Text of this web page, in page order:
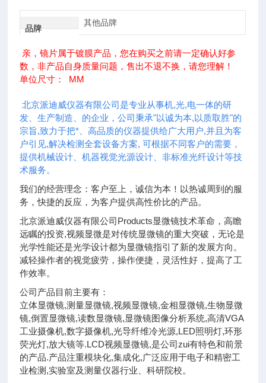
品牌
其他品牌
亲，镜片属于镀膜产品，您在购买之前请一定确认好参
数，非产品自身质量问题，售出不退不换，请您理解！
单位尺寸：
MM
北京派迪威仪器有限公司是专业从事机,光,电一体的研
发、生产制造、的企业，公司秉承"以诚为本,以质取胜"的
宗旨,致力于把*、高品质的仪器提供给广大用户,并且为客
户引见,解决检测全套设备方案, 可根据不同客户的需要，
提供机械设计、机器视觉光源设计、非标准光纤设计等技
术服务。
我们的经营理念：客户至上，诚信为本！以热诚周到的服
务，快捷的反应，为客户提供高性价比的产品。
北京派迪威仪器有限公司Products显微镜技术革命，高瞻
远瞩的投资,视频显微是对传统显微镜的重大突破，无论是
光学性能还是光学设计都为显微镜指引了新的发展方向。
减轻操作者的视觉疲劳，操作便捷，灵活性好，提高了工
作效率。
公司产品目前主要有：
立体显微镜,测量显微镜,视频显微镜,金相显微镜,生物显微
镜,倒置显微镜,读数显微镜,显微镜图像分析系统,高清VGA
工业摄像机,数字摄像机,光导纤维冷光源,LED照明灯,环形
荧光灯,放大镜等.LCD视频显微镜,是公司zui有特色和前景
的产品.产品注重模块化,集成化,广泛应用于电子和精密工
业检测,实验室及测量仪器行业、科研院校。